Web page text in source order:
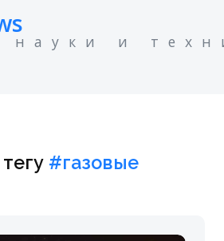
науки и
#газовые